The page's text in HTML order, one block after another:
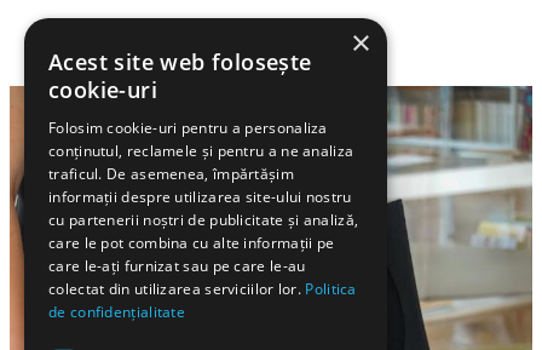
×
Acest site web folosește
cookie-uri
Folosim cookie-uri pentru a personaliza
conținutul, reclamele și pentru a ne analiza
traficul. De asemenea, împărtășim
informații despre utilizarea site-ului nostru
cu partenerii noștri de publicitate și analiză,
care le pot combina cu alte informații pe
care le-ați furnizat sau pe care le-au
colectat din utilizarea serviciilor lor. Politica
de confidențialitate